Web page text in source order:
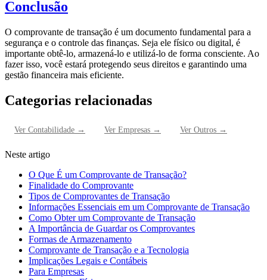
Conclusão
O comprovante de transação é um documento fundamental para a
segurança e o controle das finanças. Seja ele físico ou digital, é
importante obtê-lo, armazená-lo e utilizá-lo de forma consciente. Ao
fazer isso, você estará protegendo seus direitos e garantindo uma
gestão financeira mais eficiente.
Categorias relacionadas
Ver Contabilidade → Ver Empresas → Ver Outros →
Neste artigo
O Que É um Comprovante de Transação?
Finalidade do Comprovante
Tipos de Comprovantes de Transação
Informações Essenciais em um Comprovante de Transação
Como Obter um Comprovante de Transação
A Importância de Guardar os Comprovantes
Formas de Armazenamento
Comprovante de Transação e a Tecnologia
Implicações Legais e Contábeis
Para Empresas